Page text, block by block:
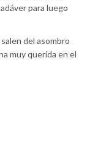
para luego
del asombro
muy querida en el